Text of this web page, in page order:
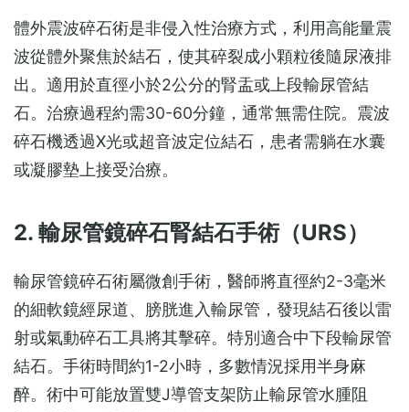
體外震波碎石術是非侵入性治療方式，利用高能量震
波從體外聚焦於結石，使其碎裂成小顆粒後隨尿液排
出。適用於直徑小於2公分的腎盂或上段輸尿管結
石。治療過程約需30-60分鐘，通常無需住院。震波
碎石機透過X光或超音波定位結石，患者需躺在水囊
或凝膠墊上接受治療。
2. 輸尿管鏡碎石腎結石手術（URS）
輸尿管鏡碎石術屬微創手術，醫師將直徑約2-3毫米
的細軟鏡經尿道、膀胱進入輸尿管，發現結石後以雷
射或氣動碎石工具將其擊碎。特別適合中下段輸尿管
結石。手術時間約1-2小時，多數情況採用半身麻
醉。術中可能放置雙J導管支架防止輸尿管水腫阻